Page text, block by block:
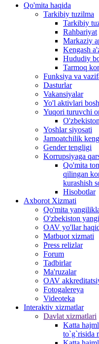
Qo'mita haqida
Tarkibiy tuzilma
Tarkibiy
Rahbariyat
Markaziy
Kengash
Hududiy
Tarmoq
Funksiya va
Dasturlar
Vakansiyalar
Yo'l aktivlari
Yuqori turuvchi
Yoshlar siyosati
Jamoatchilik
Gender tengligi
Korrupsiyaga
Qo'mita
qilingan
kurashish
Hisobotlar
Аxborot Xizmati
Qo'mita
O'zbekiston
OAV yo'llar
Matbuot xizmati
Press relizlar
Forum
Tadbirlar
Ma'ruzalar
OAV
Fotogalereya
Videoteka
Interaktiv xizmatlar
Davlat xizmatlari
Katta
to`g`risida